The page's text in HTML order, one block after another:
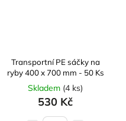
Transportní PE sáčky na
ryby 400 x 700 mm - 50 Ks
Skladem (4 ks)
530 Kč